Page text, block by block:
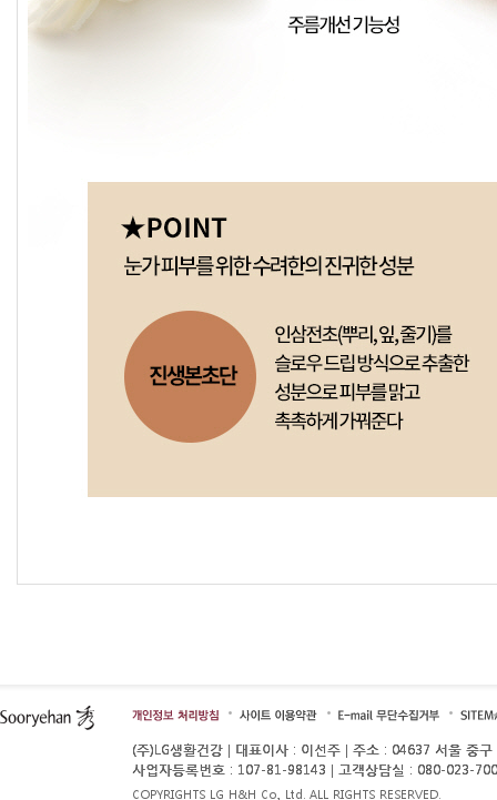
(주)LG생활건강 | 대표이사 : 이선주 | 주소 : 04637 서울 중
사업자등록번호 : 107-81-98143 | 고객상담실 : 080-023-
COPYRIGHTS LG H&H Co., Ltd. ALL RIGHTS RESERVED.